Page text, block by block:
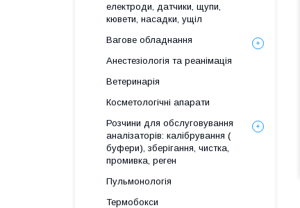
електроди, датчики, щупи,
кювети, насадки, ущіл
Вагове обладнання
Анестезіологія та реанімація
Ветеринарія
Косметологічні апарати
Розчини для обслуговування
аналізаторів: калібрування (
буфери), зберігання, чистка,
промивка, реген
Пульмонологія
Термобокси